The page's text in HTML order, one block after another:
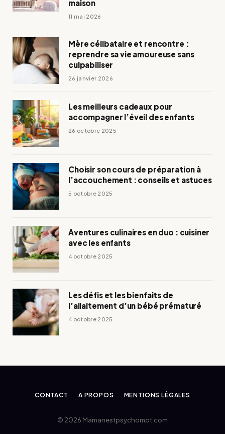
maison
11 mai 2026
Mère célibataire et rencontre :
reprendre sa vie amoureuse sans
culpabiliser
26 janvier 2026
Les meilleurs cadeaux pour
accompagner l’éveil des enfants
26 octobre 2025
Choisir son cours de préparation à
l’accouchement : conseils et astuces
5 octobre 2025
Aventures culinaires en duo : cuisiner
avec les enfants
4 octobre 2025
Les défis et les bienfaits de
l’allaitement d’un bébé prématuré
4 octobre 2025
CONTACT A PROPOS MENTIONS LÉGALES
© 2026 Mamanestpsychomot.com